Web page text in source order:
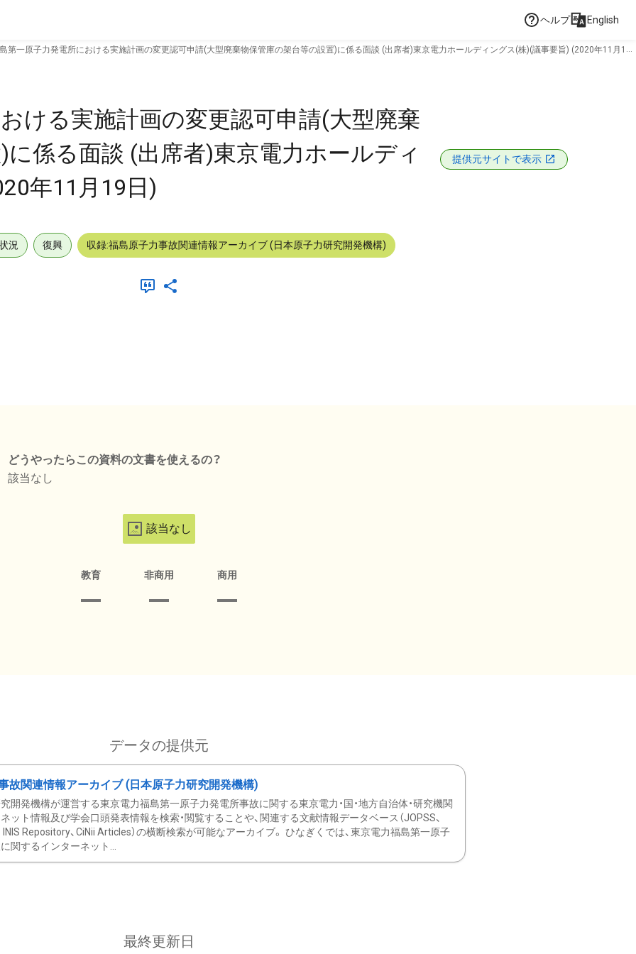
ヘルプ English
第一原子力発電所における実施計画の変更認可申請(大型廃棄物保管庫の架台等の設置)に係る面談 (出席者)東京電力ホールディングス(株)(議事要旨) (2020年11月19
ける実施計画の変更認可申請(大型廃棄
係る面談 (出席者)東京電力ホールディ
年11月19日)
提供元サイトで表示
況 復興 収録:福島原子力事故関連情報アーカイブ (日本原子力研究開発機構)
どうやったらこの資料の文書を使えるの？
該当なし
該当なし
教育 非商用 商用
データの提供元
故関連情報アーカイブ (日本原子力研究開発機構)
開発機構が運営する東京電力福島第一原子力発電所事故に関する東京電力・国・地方自治体・研究機関
ット情報及び学会口頭発表情報を検索・閲覧することや、関連する文献情報データベース（JOPSS、
INIS Repository、CiNii Articles）の横断検索が可能なアーカイブ。 ひなぎくでは、東京電力福島第一原子
関するインターネット...
最終更新日